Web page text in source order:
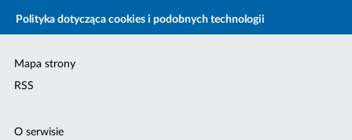
Polityka dotycząca cookies i podobnych technologii
Mapa strony
RSS
O serwisie